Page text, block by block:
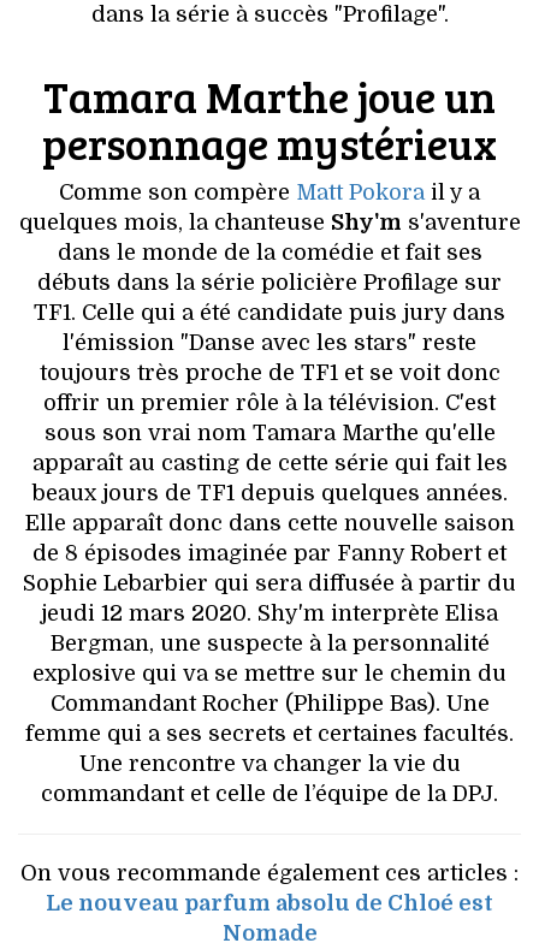
DÉCO
VOYAGES & LOISIRS
dans la série à succès "Profilage".
Tamara Marthe joue un
personnage mystérieux
Comme son compère Matt Pokora il y a
quelques mois, la chanteuse Shy'm s'aventure
dans le monde de la comédie et fait ses
débuts dans la série policière Profilage sur
TF1. Celle qui a été candidate puis jury dans
l'émission "Danse avec les stars" reste
toujours très proche de TF1 et se voit donc
offrir un premier rôle à la télévision. C'est
sous son vrai nom Tamara Marthe qu'elle
apparaît au casting de cette série qui fait les
beaux jours de TF1 depuis quelques années.
Elle apparaît donc dans cette nouvelle saison
de 8 épisodes imaginée par Fanny Robert et
Sophie Lebarbier qui sera diffusée à partir du
jeudi 12 mars 2020. Shy'm interprète Elisa
Bergman, une suspecte à la personnalité
explosive qui va se mettre sur le chemin du
Commandant Rocher (Philippe Bas). Une
femme qui a ses secrets et certaines facultés.
Une rencontre va changer la vie du
commandant et celle de l’équipe de la DPJ.
On vous recommande également ces articles :
Le nouveau parfum absolu de Chloé est
Nomade